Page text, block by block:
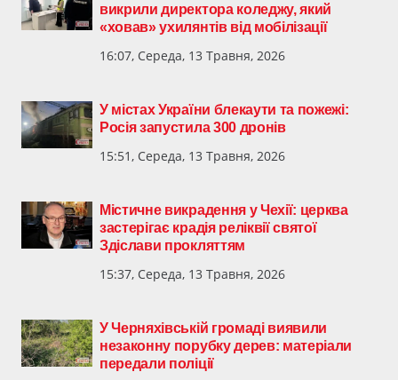
викрили директора коледжу, який
«ховав» ухилянтів від мобілізації
16:07, Середа, 13 Травня, 2026
У містах України блекаути та пожежі:
Росія запустила 300 дронів
15:51, Середа, 13 Травня, 2026
Містичне викрадення у Чехії: церква
застерігає крадія реліквії святої
Здіслави прокляттям
15:37, Середа, 13 Травня, 2026
У Черняхівській громаді виявили
незаконну порубку дерев: матеріали
передали поліції